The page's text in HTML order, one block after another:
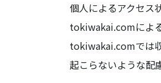
個人によるアクセス
tokiwakai.comによ
tokiwakai.comでは
起こらないような配